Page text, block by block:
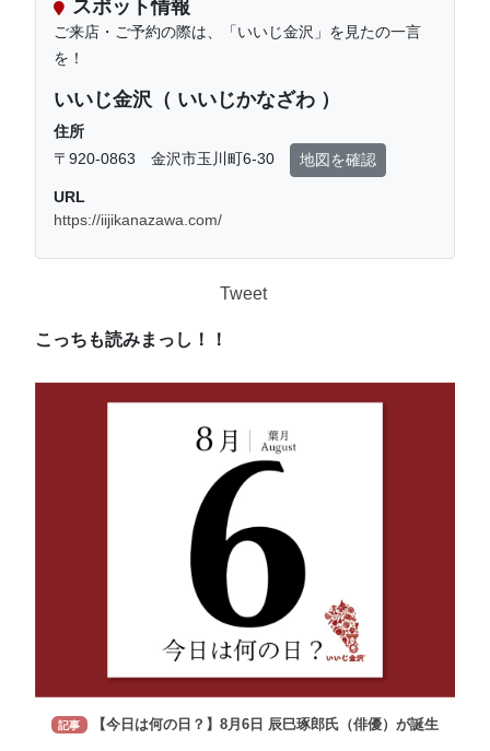
スポット情報
ご来店・ご予約の際は、「いいじ金沢」を見たの一言
を！
いいじ金沢（ いいじかなざわ ）
住所
〒920-0863 金沢市玉川町6-30
地図を確認
URL
https://iijikanazawa.com/
Tweet
こっちも読みまっし！！
記事 【今日は何の日？】8月6日 辰巳琢郎氏（俳優）が誕生